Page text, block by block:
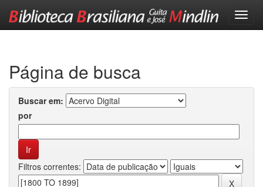
Página de busca
Buscar em:
por
Filtros correntes: